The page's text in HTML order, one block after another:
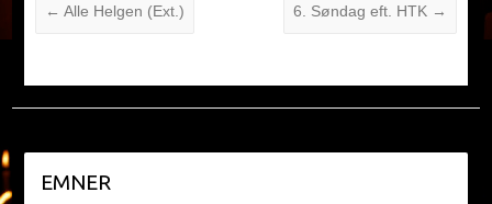
← Alle Helgen (Ext.) 6. Søndag eft. HTK →
EMNER